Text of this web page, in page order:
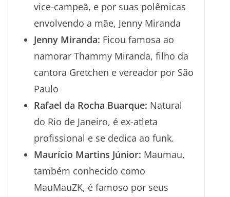
vice-campeã, e por suas polêmicas
envolvendo a mãe, Jenny Miranda
Jenny Miranda: Ficou famosa ao
namorar Thammy Miranda, filho da
cantora Gretchen e vereador por São
Paulo
Rafael da Rocha Buarque: Natural
do Rio de Janeiro, é ex-atleta
profissional e se dedica ao funk.
Maurício Martins Júnior: Maumau,
também conhecido como
MauMauZK, é famoso por seus